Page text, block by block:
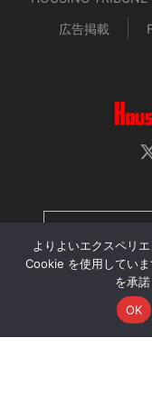
広告掲載
当サイトに掲載さ
布、
© 2026
よりよいエクスペリ
Cookie を使用してい
を承
OK